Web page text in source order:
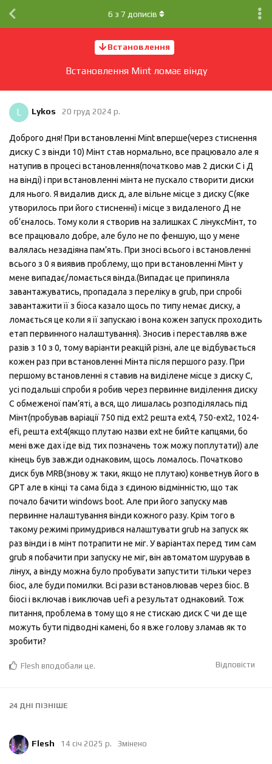
Встановлення
Встановлення Mint ломає вінду
6 з 7 дописів
L Lykos 20 груд 2024 р.
Доброго дня! При встановленні Mint вперше(через стиснення
диску С з вінди 10) Мінт став нормально, все працювало але я
натупив в процесі встановлення(початково мав 2 диски С і Д
на вінді) і при встановленні мінта не пускало створити диски
для нього. Я видалив диск д, але вільне місце з диску С(яке
утворилось при його стисненні) і місце з видаленого Д не
об’єналось. Тому коли я створив на залишках С лінуксМінт, то
все працювало добре, але було не по феншую, що у мене
валялась незадіяна пам’ять. При зносі всього і встановленні
всього з 0 я виявив проблему, що при встановленні Мінт у
мене випадає/ломається вінда.(Випадає це припиняла
завантажуватись, пропадала з переліку в grub, при спробі
завантажити її з біоса казало щось по типу немає диску, а
ломається це коли я її запускаю і вона кожен запуск проходить
етап первинного налаштування). Зносив і переставляв вже
разів з 10 з 0, тому варіанти реакцій різні, але це відбувається
кожен раз при встановленні Мінта після першого разу. При
першому встановленні я ставив на виділене місце з диску С,
усі подальші спроби я робив через первинне виділення диску
С обмеженої пам’яті, а вся, що лишалась розподілялась під
Мінт(пробував варіації 750 під ext2 решта ext4, 750-ext2, 1024-
efi, решта ext4(якщо плутаю назви ext не бийте капцями, бо
мені вже дах їде від тих позначень тож можу поплутати)) але
кінець був завжди однаковим, щось ломалось. Початково
диск був MRB(знову ж таки, якщо не плутаю) конветнув його в
GPT але в кінці та сама біда з єдиною відмінністю, що так
почало бачити windows boot. Але при його запуску мав
первинне налаштування вінди кожного разу. Крім того в
такому режимі примудрився налаштувати grub на запуск як
раз вінди і в мінт потрапити не міг. У варіантах перед тим сам
grub я побачити при запуску не міг, він автоматом шурував в
лінух, а вінду можна було пробувати запустити тільки через
біос, але буди помилки. Всі рази встановлював через біос. В
біосі і включав і виключав uefi а результат однаковий. Тож
питання, проблема в тому що я не стискаю диск С чи де ще
можуть бути підводні камені, бо я вже голову зламав як то
зробити?
Відповісти
Flesh вподобали це.
24 ДНІ ПІЗНІШЕ
Flesh 14 січ 2025 р. Змінено